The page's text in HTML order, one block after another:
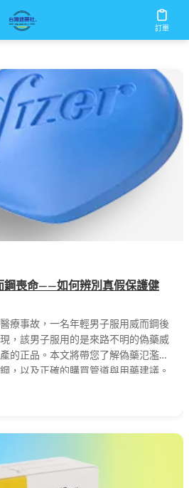
訂單
鋼喪命——如何辨別真假保護健
療事故，一名年輕男子服用威而鋼後
，該男子服用的是來路不明的偽藥威
的正品。本文將帶您了解偽藥氾濫的
，以及正確的購買管道與用藥建議。